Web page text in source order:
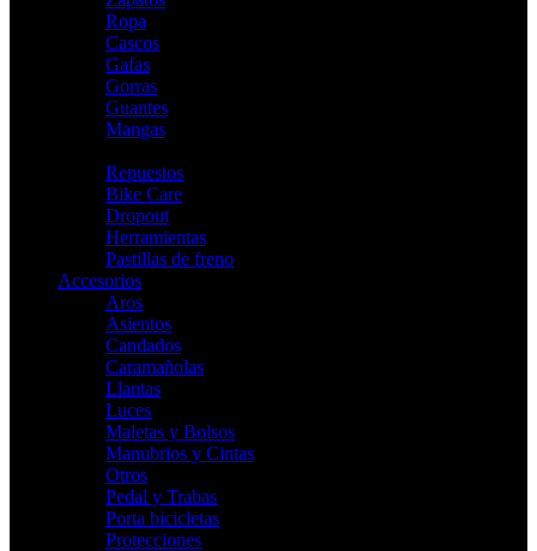
Ropa
Cascos
Gafas
Gorras
Guantes
Mangas
Repuestos
Bike Care
Dropout
Herramientas
Pastillas de freno
Accesorios
Aros
Asientos
Candados
Caramañolas
Llantas
Luces
Maletas y Bolsos
Manubrios y Cintas
Otros
Pedal y Trabas
Porta bicicletas
Protecciones